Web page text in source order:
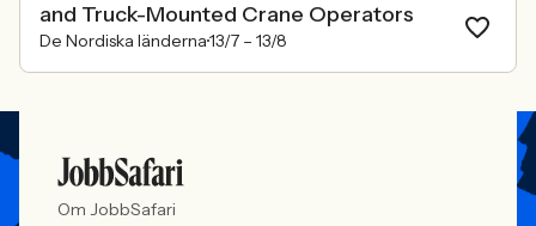
and Truck-Mounted Crane Operators
De Nordiska länderna13/7 – 13/8
Om JobbSafari